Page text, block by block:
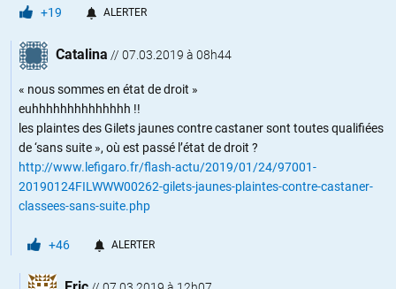
+19 ALERTER
Catalina // 07.03.2019 à 08h44
« nous sommes en état de droit »
euhhhhhhhhhhhhhh !!
les plaintes des Gilets jaunes contre castaner sont toutes qualifiées
de ‘sans suite », où est passé l’état de droit ?
http://www.lefigaro.fr/flash-actu/2019/01/24/97001-
20190124FILWWW00262-gilets-jaunes-plaintes-contre-castaner-
classees-sans-suite.php
+46 ALERTER